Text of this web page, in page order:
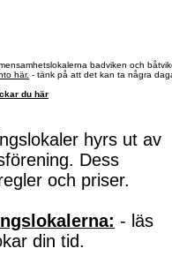
badviken och
här. - tänk på att det kan ta några
du här
hyrs ut av
Dess
och priser.
- läs
din tid.